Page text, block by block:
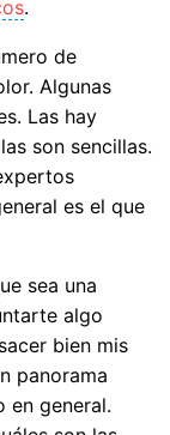
.
de
Algunas
Las hay
son sencillas.
es el que
sea una
algo
bien mis
panorama
en general.